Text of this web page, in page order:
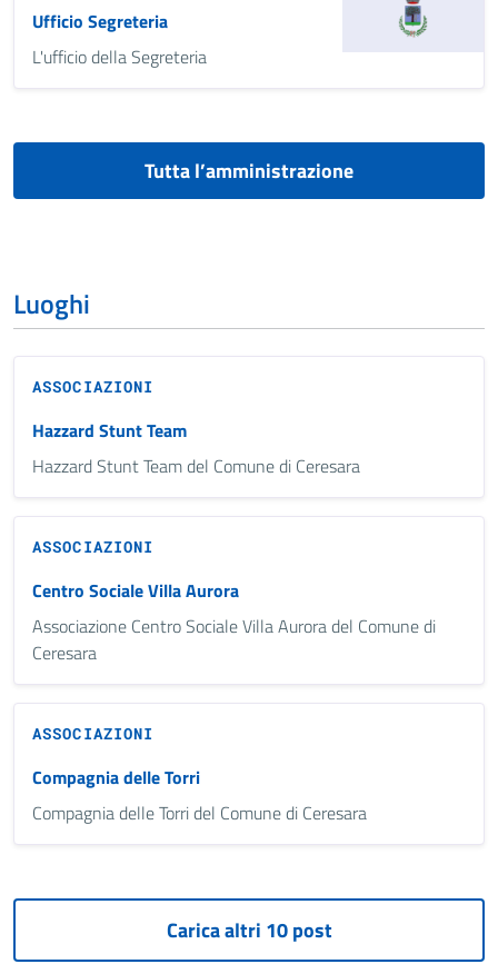
Ufficio Segreteria
L'ufficio della Segreteria
Tutta l’amministrazione
Luoghi
ASSOCIAZIONI
Hazzard Stunt Team
Hazzard Stunt Team del Comune di Ceresara
ASSOCIAZIONI
Centro Sociale Villa Aurora
Associazione Centro Sociale Villa Aurora del Comune di
Ceresara
ASSOCIAZIONI
Compagnia delle Torri
Compagnia delle Torri del Comune di Ceresara